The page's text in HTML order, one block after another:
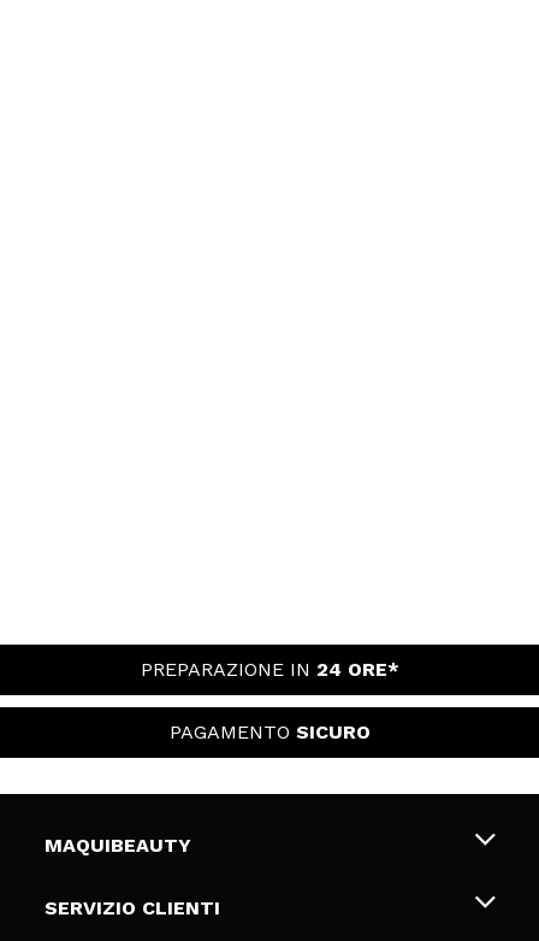
PREPARAZIONE IN 24 ORE*
PAGAMENTO SICURO
MAQUIBEAUTY
Chi siamo
SERVIZIO CLIENTI